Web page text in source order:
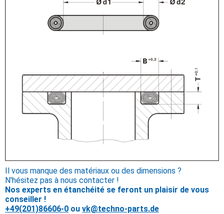
Il vous manque des matériaux ou des dimensions ?
N'hésitez pas à nous contacter !
Nos experts en étanchéité se feront un plaisir de vous
conseiller !
+49(201)86606-0 ou vk@techno-parts.de